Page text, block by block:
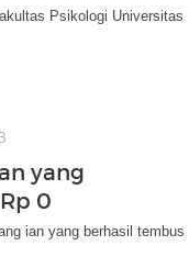
Psikologi Universitas
yang
0
ian yang berhasil tembus